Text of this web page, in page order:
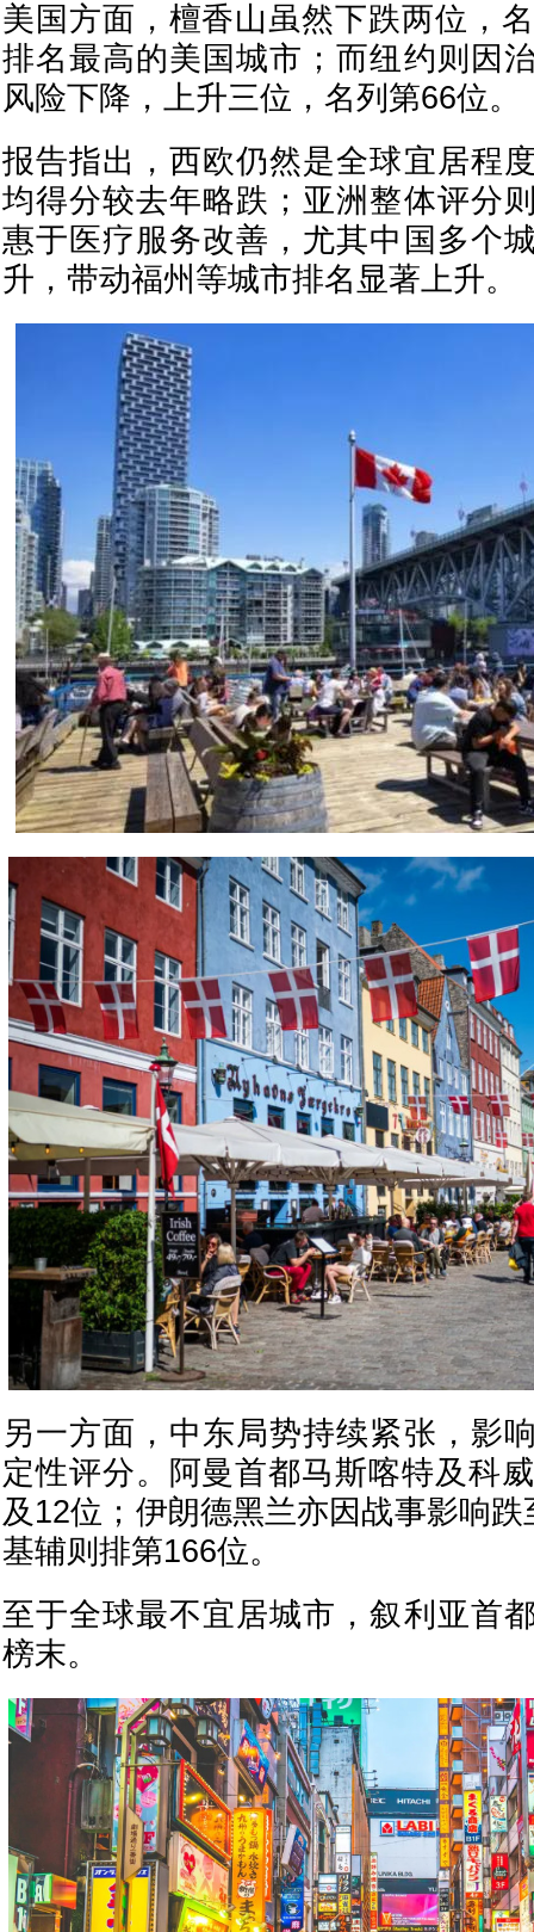
美国方面，檀香山虽然下跌两位，
排名最高的美国城市；而纽约则因
风险下降，上升三位，名列第66位。
报告指出，西欧仍然是全球宜居程
均得分较去年略跌；亚洲整体评分
惠于医疗服务改善，尤其中国多个
升，带动福州等城市排名显著上升。
另一方面，中东局势持续紧张，影
定性评分。阿曼首都马斯喀特及科
及12位；伊朗德黑兰亦因战事影响
基辅则排第166位。
至于全球最不宜居城市，叙利亚首
榜末。